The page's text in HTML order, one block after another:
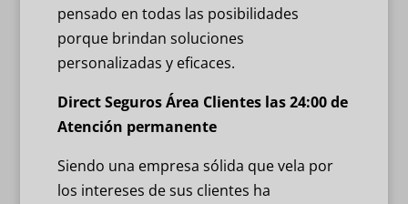
pensado en todas las posibilidades
porque brindan soluciones
personalizadas y eficaces.
Direct Seguros Área Clientes las 24:00 de
Atención permanente
Siendo una empresa sólida que vela por
los intereses de sus clientes ha